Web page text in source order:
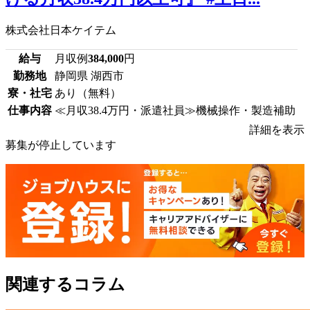
株式会社日本ケイテム
給与 月収例384,000円
勤務地
静岡県 湖西市
寮・社宅 あり（無料）
仕事内容 ≪月収38.4万円・派遣社員≫機械操作・製造補助
詳細を表示
募集が停止しています
関連するコラム